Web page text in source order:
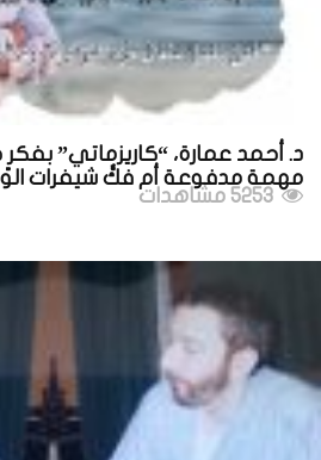
د. أحمد عمارة، “كاريزماتي”
مهمة مدفوعة أم فكُّ شيفرات